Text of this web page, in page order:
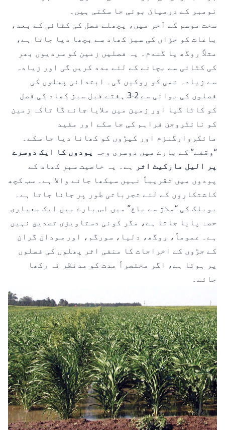
نومبر کے درمیان بوئی جا سکتی ہیں۔
سخت موسم کے آخر میں، پچھلے فصل کی کٹائی کے بعد،
باغات کو خزاں کی سبز کھاد سے بچھا دیا جاتا ہے،
مثلاً روگھ یا گندم۔ یہ فصلیں زمین کو سردیوں بھر
کی کٹائی سے بچانے کے لئے مدد کریں گی اور زیادہ
سے زیادہ نمی کو روکیں گی۔ ابتدائی پھلوں کی
فصلوں کی بوائی سے 2-3 ہفتے قبل سبز کھاد کی فصل
کو کاٹا گیا اور زمین میں ملایا جائے گا تاکہ زمین
کو نائٹروجن فراہم کی جا سکے اور مفید
مائکروارگنزم اور کیڑوں کو کھانا دیا جا سکے۔
“وقفے” کے بارے میں دوسری وجہ پودوں کا ایک دوسرے
پر الیل مارکیٹ اثر
ہے۔ یہ خاصیت سبز کھاد کے
پودوں میں تقریباً نہیں سیکھا جانے والا ہے۔ سب کچھ
کاشتکاروں کے لئے تجرباتی طور پر جانا جاتا ہے۔
بوبلک کی “ملاژ سے باغ” میں اس بارے میں ایک معیاری
حصہ پایا جاتا ہے، مگر کوئی دستاویزی تصدیق نہیں
ہے۔ عموماً، روگھ، دلیا، سورگم، اور سودان گران
کے جڑوں کے اخراجات کا منفی اثر پھلوں کی فصلوں
پر ہوتا ہے، اگر مختصراً مدت کو مدنظر نہ رکھا
جائے۔